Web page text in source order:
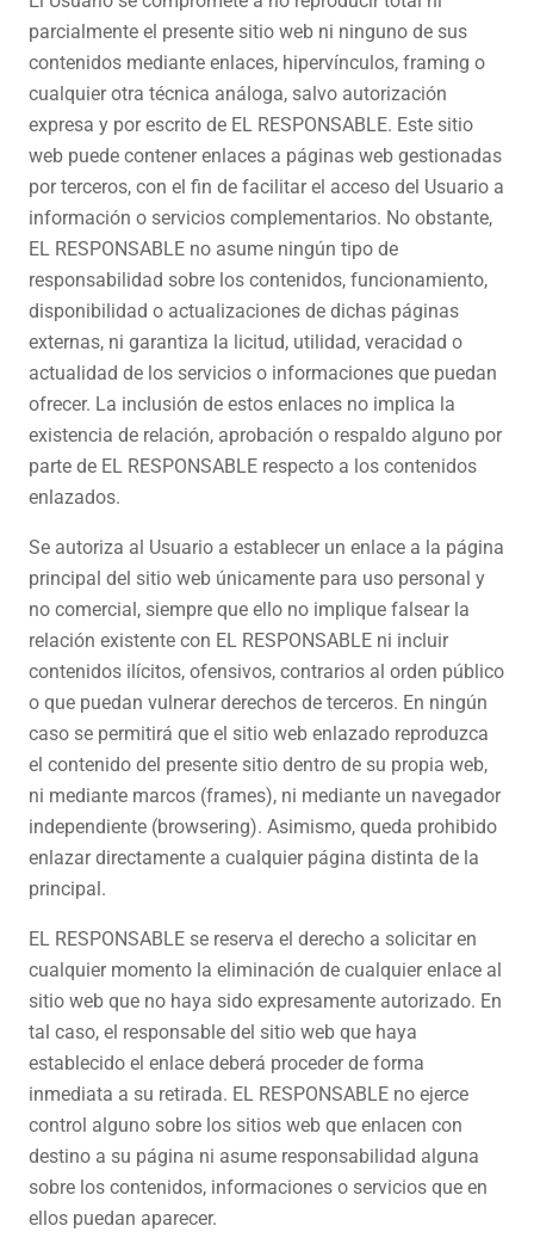
parcialmente el presente sitio web ni ninguno de sus
contenidos mediante enlaces, hipervínculos, framing o
cualquier otra técnica análoga, salvo autorización
expresa y por escrito de EL RESPONSABLE. Este sitio
web puede contener enlaces a páginas web gestionadas
por terceros, con el fin de facilitar el acceso del Usuario a
información o servicios complementarios. No obstante,
EL RESPONSABLE no asume ningún tipo de
responsabilidad sobre los contenidos, funcionamiento,
disponibilidad o actualizaciones de dichas páginas
externas, ni garantiza la licitud, utilidad, veracidad o
actualidad de los servicios o informaciones que puedan
ofrecer. La inclusión de estos enlaces no implica la
existencia de relación, aprobación o respaldo alguno por
parte de EL RESPONSABLE respecto a los contenidos
enlazados.
Se autoriza al Usuario a establecer un enlace a la página
principal del sitio web únicamente para uso personal y
no comercial, siempre que ello no implique falsear la
relación existente con EL RESPONSABLE ni incluir
contenidos ilícitos, ofensivos, contrarios al orden público
o que puedan vulnerar derechos de terceros. En ningún
caso se permitirá que el sitio web enlazado reproduzca
el contenido del presente sitio dentro de su propia web,
ni mediante marcos (frames), ni mediante un navegador
independiente (browsering). Asimismo, queda prohibido
enlazar directamente a cualquier página distinta de la
principal.
EL RESPONSABLE se reserva el derecho a solicitar en
cualquier momento la eliminación de cualquier enlace al
sitio web que no haya sido expresamente autorizado. En
tal caso, el responsable del sitio web que haya
establecido el enlace deberá proceder de forma
inmediata a su retirada. EL RESPONSABLE no ejerce
control alguno sobre los sitios web que enlacen con
destino a su página ni asume responsabilidad alguna
sobre los contenidos, informaciones o servicios que en
ellos puedan aparecer.